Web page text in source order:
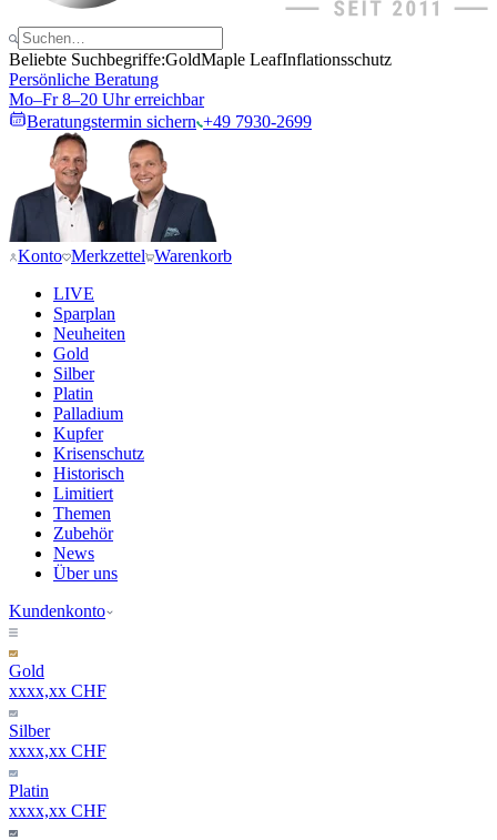
Beliebte Suchbegriffe:GoldMaple LeafInflationsschutz
Persönliche Beratung
Mo–Fr 8–20 Uhr erreichbar
Beratungstermin sichern +49 7930-2699
Konto Merkzettel Warenkorb
LIVE
Sparplan
Neuheiten
Gold
Silber
Platin
Palladium
Kupfer
Krisenschutz
Historisch
Limitiert
Themen
Zubehör
News
Über uns
Kundenkonto
Gold
xxxx,xx CHF
Silber
xxxx,xx CHF
Platin
xxxx,xx CHF